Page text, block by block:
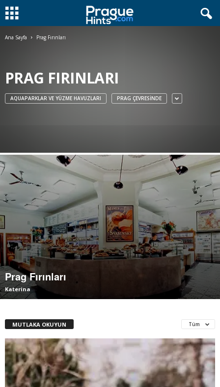
Ana Sayfa Prag Fırınları
PRAG FIRINLARI
AQUAPARKLAR VE YÜZME HAVUZLARI PRAG ÇEVRESINDE
Prag Fırınları
Katerina
MUTLAKA OKUYUN Tüm